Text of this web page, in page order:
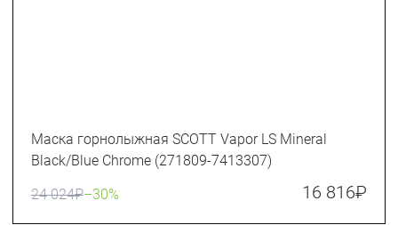
Маска горнолыжная SCOTT Vapor LS Mineral
Black/Blue Chrome (271809-7413307)
24 024₽–30% 16 816₽